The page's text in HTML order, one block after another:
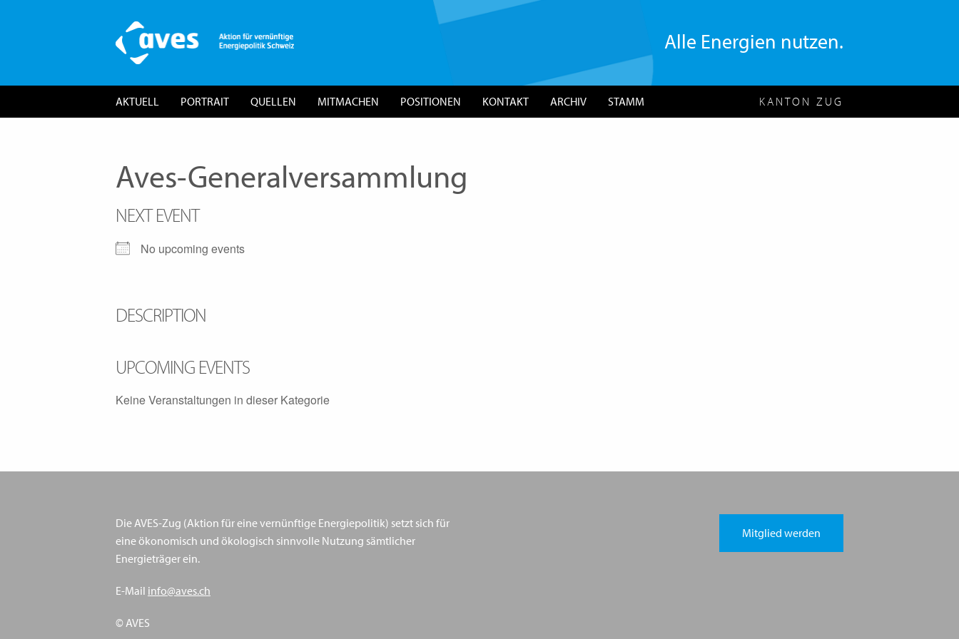
Alle Energien nutzen.
AKTUELL PORTRAIT QUELLEN MITMACHEN POSITIONEN KONTAKT ARCHIV STAMM KANTON ZUG
Aves-Generalversammlung
NEXT EVENT
No upcoming events
DESCRIPTION
UPCOMING EVENTS
Keine Veranstaltungen in dieser Kategorie
Die AVES-Zug (Aktion für eine vernünftige Energiepolitik) setzt sich für
eine ökonomisch und ökologisch sinnvolle Nutzung sämtlicher
Energieträger ein.
E-Mail info@aves.ch
© AVES
Mitglied werden